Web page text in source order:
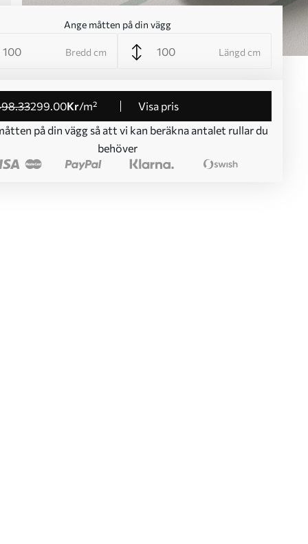
Ange måtten på din vägg
Bredd cm Längd cm
.33299.00Kr/m²
Visa pris
på din vägg så att vi kan beräkna antalet rullar du
behöver